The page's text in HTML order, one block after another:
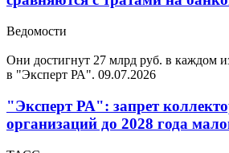
Ведомости
Они достигнут 27 млрд руб. в каждом
в "Эксперт РА". 09.07.2026
"Эксперт РА": запрет
организаций до 2028 года